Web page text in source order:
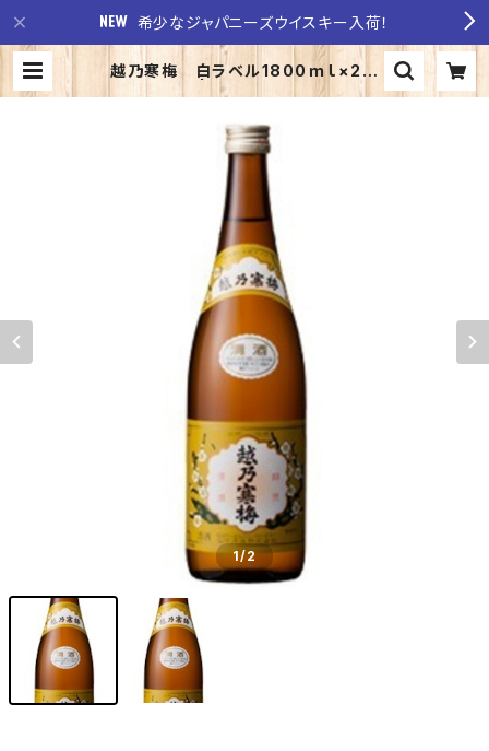
希少なジャパニーズウイスキー入荷！
越乃寒梅 白ラベル1800ｍｌ×2本
【定期便】 | 至福の酒 稲田酒店
1/2